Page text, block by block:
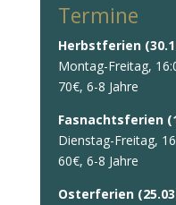
Termine
Herbstferien
Montag-Freitag,
70€, 6-8 Jahre
Fasnachtsferien
Dienstag-Freitag,
60€, 6-8 Jahre
Osterferien